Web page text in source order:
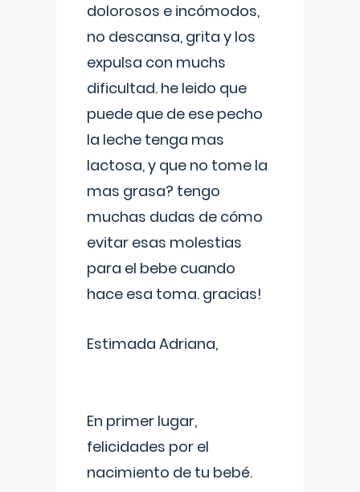
dolorosos e incómodos,
no descansa, grita y los
expulsa con muchs
dificultad. he leido que
puede que de ese pecho
la leche tenga mas
lactosa, y que no tome la
mas grasa? tengo
muchas dudas de cómo
evitar esas molestias
para el bebe cuando
hace esa toma. gracias!
Estimada Adriana,
En primer lugar,
felicidades por el
nacimiento de tu bebé.